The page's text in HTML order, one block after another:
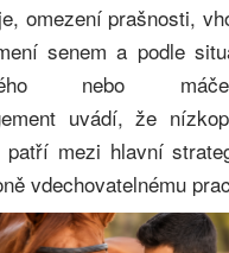
omezení prašnosti,
senem a podle
nebo
uvádí, že
patří mezi hlavní
vdechovatelnému